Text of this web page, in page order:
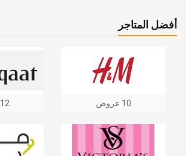
أفضل المتاجر
12 عروض 10 عروض